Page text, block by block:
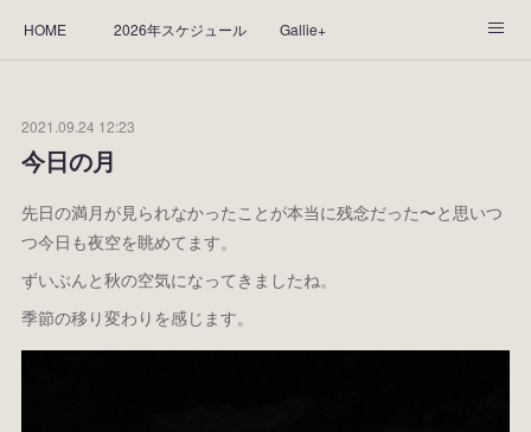
HOME 2026年スケジュール Gallie+
“Kasane Style Art”って？ Yorie's Tapestry Yorie's Goods
2024年 の足跡 2023*足跡
2021.09.24 12:23
今日の月
先日の満月が見られなかったことが本当に残念だった〜と思いつ
つ今日も夜空を眺めてます。
ずいぶんと秋の空気になってきましたね。
季節の移り変わりを感じます。